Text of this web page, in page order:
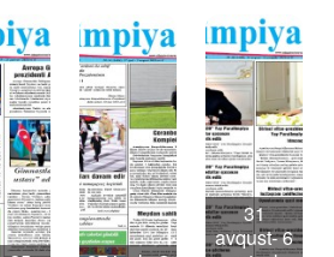
31
avqust- 6